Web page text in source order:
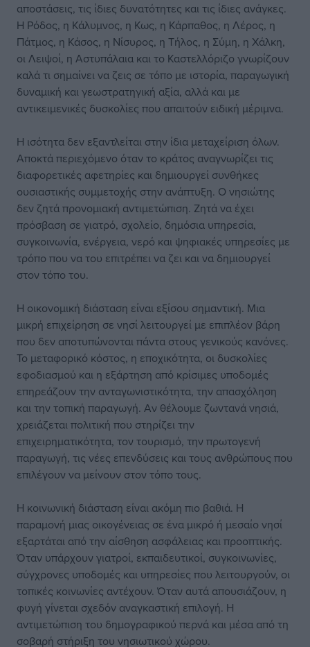
αποστάσεις, τις ίδιες δυνατότητες και τις ίδιες ανάγκες.
Η Ρόδος, η Κάλυμνος, η Κως, η Κάρπαθος, η Λέρος, η
Πάτμος, η Κάσος, η Νίσυρος, η Τήλος, η Σύμη, η Χάλκη,
οι Λειψοί, η Αστυπάλαια και το Καστελλόριζο γνωρίζουν
καλά τι σημαίνει να ζεις σε τόπο με ιστορία, παραγωγική
δυναμική και γεωστρατηγική αξία, αλλά και με
αντικειμενικές δυσκολίες που απαιτούν ειδική μέριμνα.
Η ισότητα δεν εξαντλείται στην ίδια μεταχείριση όλων.
Αποκτά περιεχόμενο όταν το κράτος αναγνωρίζει τις
διαφορετικές αφετηρίες και δημιουργεί συνθήκες
ουσιαστικής συμμετοχής στην ανάπτυξη. Ο νησιώτης
δεν ζητά προνομιακή αντιμετώπιση. Ζητά να έχει
πρόσβαση σε γιατρό, σχολείο, δημόσια υπηρεσία,
συγκοινωνία, ενέργεια, νερό και ψηφιακές υπηρεσίες με
τρόπο που να του επιτρέπει να ζει και να δημιουργεί
στον τόπο του.
Η οικονομική διάσταση είναι εξίσου σημαντική. Μια
μικρή επιχείρηση σε νησί λειτουργεί με επιπλέον βάρη
που δεν αποτυπώνονται πάντα στους γενικούς κανόνες.
Το μεταφορικό κόστος, η εποχικότητα, οι δυσκολίες
εφοδιασμού και η εξάρτηση από κρίσιμες υποδομές
επηρεάζουν την ανταγωνιστικότητα, την απασχόληση
και την τοπική παραγωγή. Αν θέλουμε ζωντανά νησιά,
χρειάζεται πολιτική που στηρίζει την
επιχειρηματικότητα, τον τουρισμό, την πρωτογενή
παραγωγή, τις νέες επενδύσεις και τους ανθρώπους που
επιλέγουν να μείνουν στον τόπο τους.
Η κοινωνική διάσταση είναι ακόμη πιο βαθιά. Η
παραμονή μιας οικογένειας σε ένα μικρό ή μεσαίο νησί
εξαρτάται από την αίσθηση ασφάλειας και προοπτικής.
Όταν υπάρχουν γιατροί, εκπαιδευτικοί, συγκοινωνίες,
σύγχρονες υποδομές και υπηρεσίες που λειτουργούν, οι
τοπικές κοινωνίες αντέχουν. Όταν αυτά απουσιάζουν, η
φυγή γίνεται σχεδόν αναγκαστική επιλογή. Η
αντιμετώπιση του δημογραφικού περνά και μέσα από τη
σοβαρή στήριξη του νησιωτικού χώρου.